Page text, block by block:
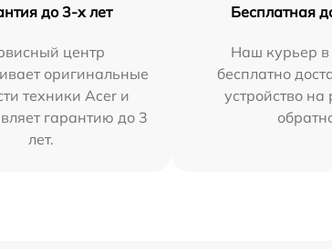
до 3-х лет
центр
оригинальные
техники Acer и
гарантию до 3
лет.
Бесплатная
Наш курьер
бесплатно
устройство на